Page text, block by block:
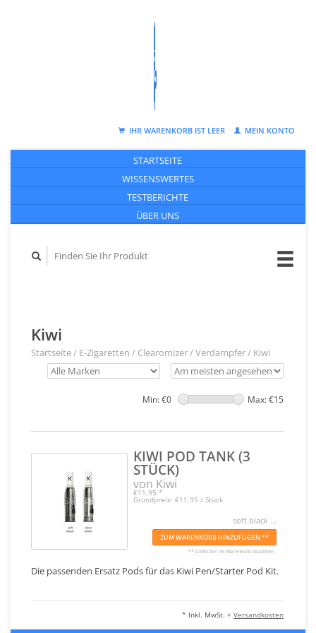
IHR WARENKORB IST LEER MEIN KONTO
STARTSEITE
WISSENSWERTES
TESTBERICHTE
ÜBER UNS
Kiwi
Startseite/ E-Zigaretten / Clearomizer / Verdampfer/ Kiwi
Min: €0 Max: €15
KIWI POD TANK (3
STÜCK)
von Kiwi
€11,95 *
Grundpreis: €11,95 / Stück
soft black ...
ZUM WARENKORB HINZUFÜGEN **
** Lieferzeit im Warenkorb beachten
Die passenden Ersatz Pods für das Kiwi Pen/Starter Pod Kit.
* Inkl. MwSt. + Versandkosten